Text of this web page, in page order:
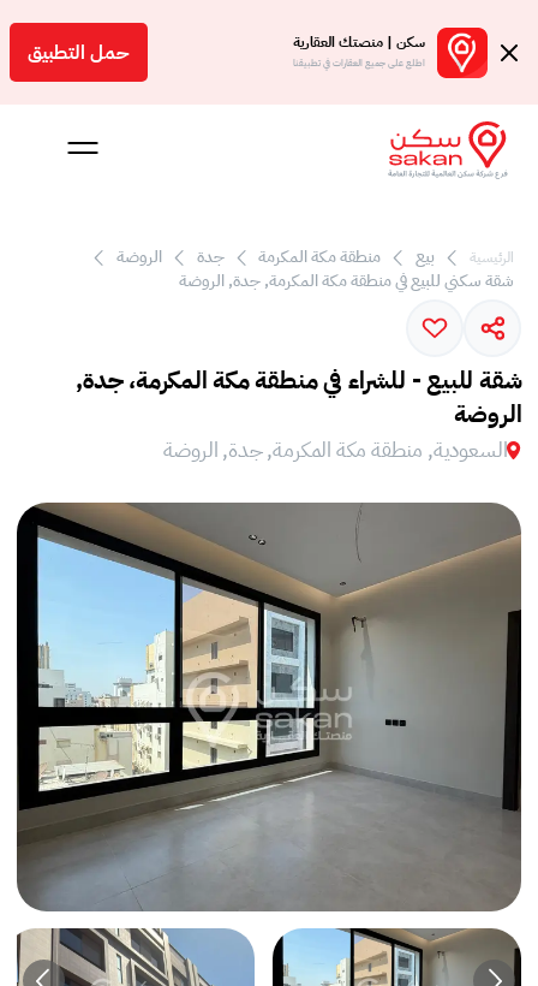
سكن | منصتك العقارية
اطلع على جميع العقارات في تطبيقنا حمل التطبيق
الرئيسية بيع منطقة مكة المكرمة جدة
الروضة
شقة سكني للبيع في منطقة مكة المكرمة, جدة, الروضة
شقة للبيع - للشراء في منطقة مكة المكرمة، جدة,
الروضة
السعودية, منطقة مكة المكرمة, جدة, الروضة